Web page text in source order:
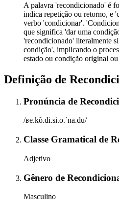
A palavra 'recondicionado' é
indica repetição ou retorno, e
verbo 'condicionar'.
que significa 'dar uma
'recondicionado' literalmente
condição', implicando o
estado ou condição original
Definição de
Pronúncia de
/ʁe.kõ.di.si.o.ˈna.du/
Classe Gramatical de
Adjetivo
Gênero de
Masculino